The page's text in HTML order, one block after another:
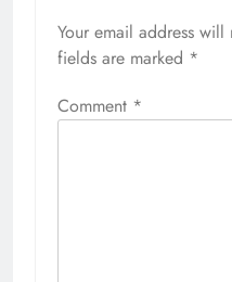
Your email address
fields are marked *
Comment *